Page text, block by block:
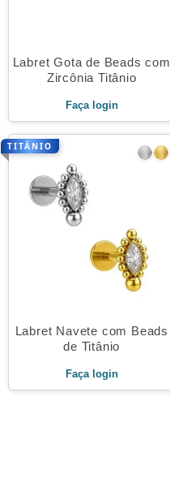
Labret Gota de Beads com
Zircônia Titânio
Faça login
TITÂNIO
Labret Navete com Beads
de Titânio
Faça login